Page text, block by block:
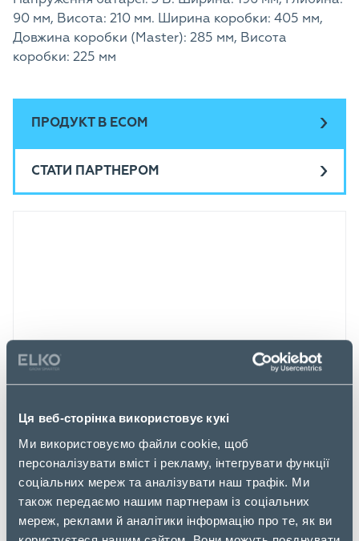
Ця веб-сторінка використовує кукі
Ми використовуємо файли cookie, щоб
персоналізувати вміст і рекламу, інтегрувати функції
соціальних мереж та аналізувати наш трафік. Ми
також передаємо нашим партнерам із соціальних
мереж, реклами й аналітики інформацію про те, як ви
90 мм, Висота: 210 мм. Ширина коробки: 405 мм,
Довжина коробки (Master): 285 мм, Висота
коробки: 225 мм
ПРОДУКТ В ECOM
СТАТИ ПАРТНЕРОМ
ТЕХНІЧНІ ХАРАКТЕРИСТИКИ
Модель
Модель
BC1450
Модель
BC1450